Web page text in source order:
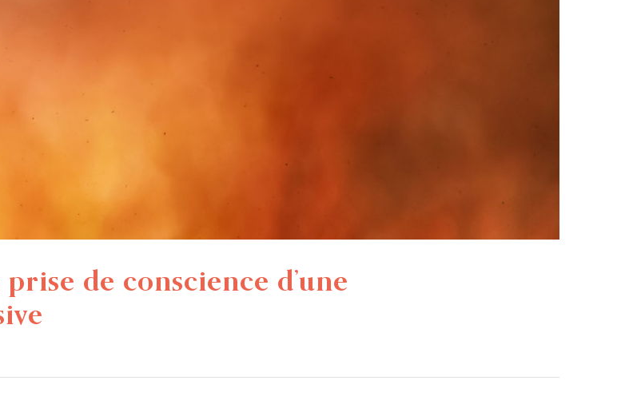
de conscience d’une